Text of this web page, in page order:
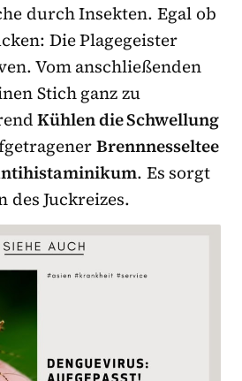
durch Insekten. Egal ob
Die Plagegeister
Vom anschließenden
Stich ganz zu
Kühlen die Schwellung
Brennnesseltee
. Es sorgt
Juckreizes.